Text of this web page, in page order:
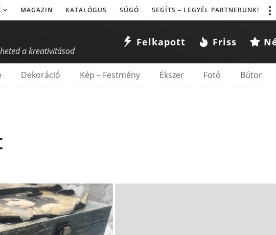
MAGAZIN KATALÓGUS SÚGÓ SEGÍTS – LEGYÉL PARTNERÜNK!
a kreativitásod
Felkapott Friss
Dekoráció Kép – Festmény Ékszer Fotó Bútor